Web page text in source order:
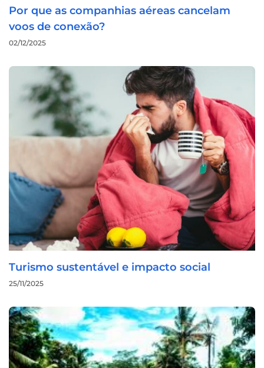
Por que as companhias aéreas cancelam
voos de conexão?
02/12/2025
Turismo sustentável e impacto social
25/11/2025